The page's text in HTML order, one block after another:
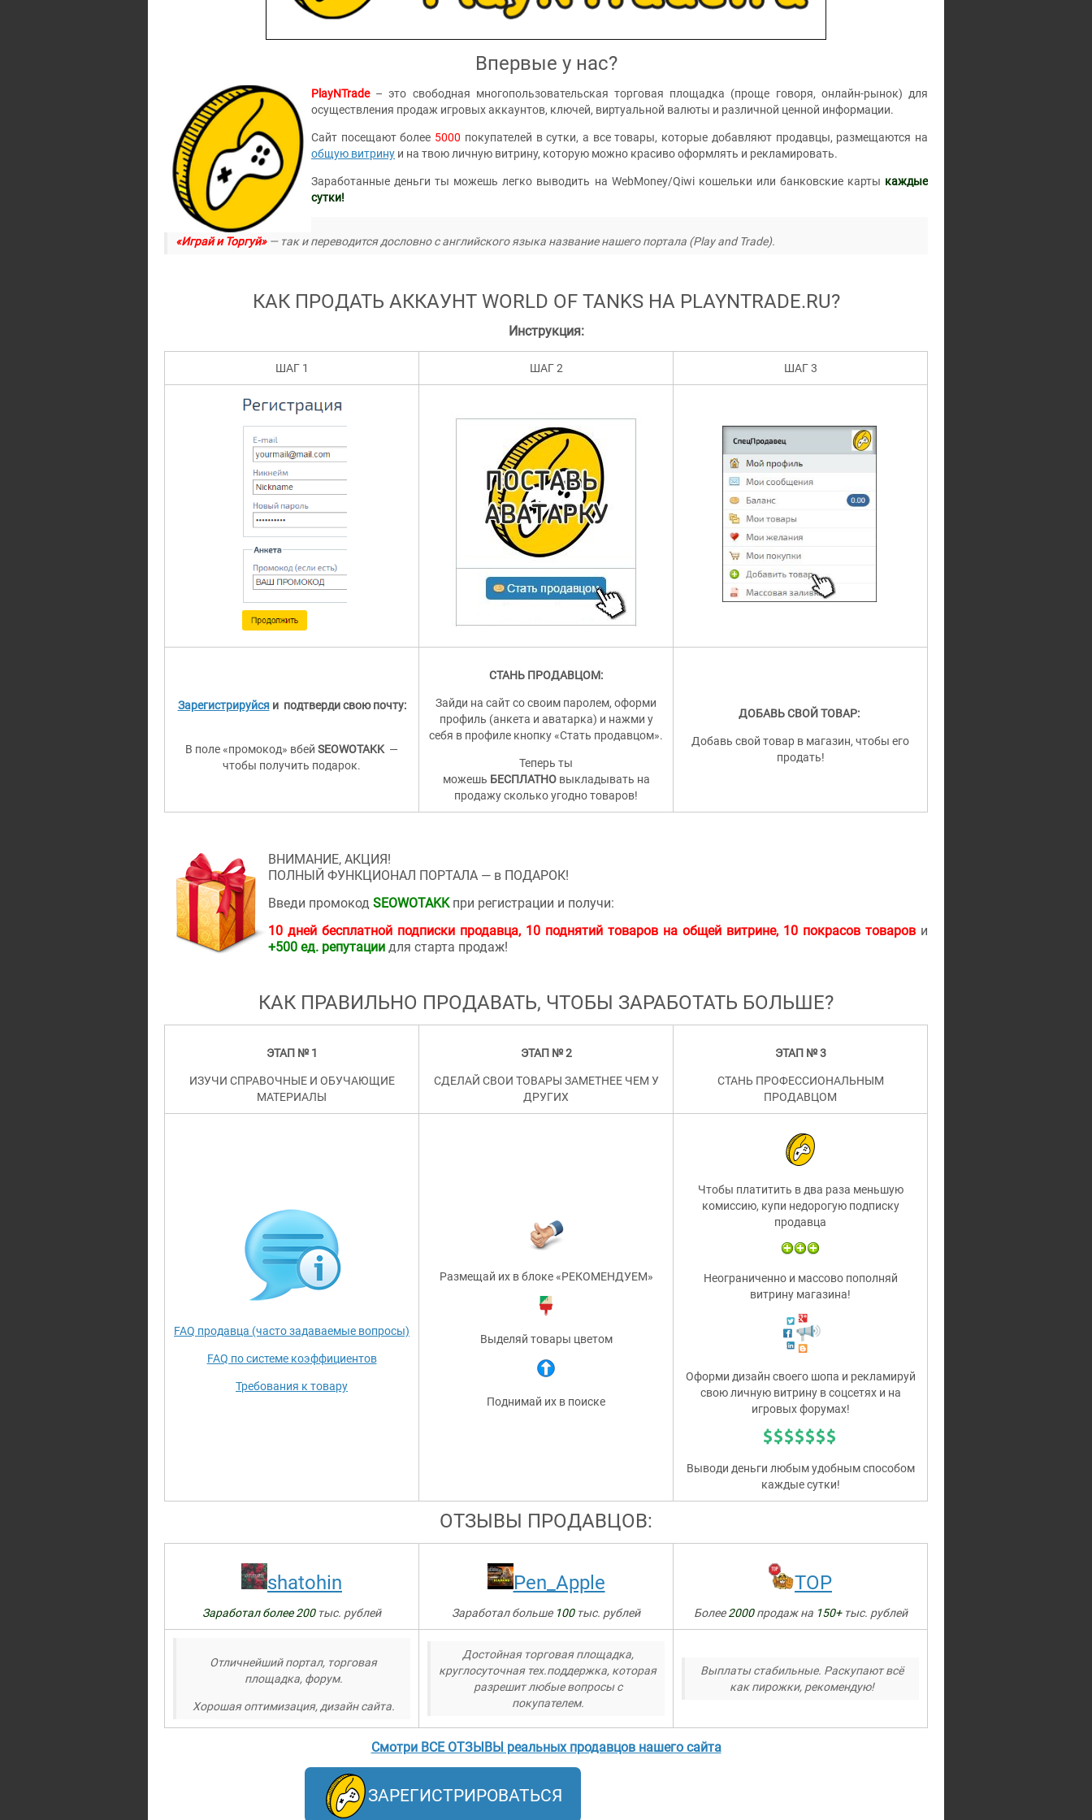
Впервые у нас?
PlayNTrade – это свободная многопользовательская торговая площадка (проще говоря, онлайн-рынок) для
осуществления продаж игровых аккаунтов, ключей, виртуальной валюты и различной ценной информации.
Сайт посещают более 5000 покупателей в сутки, а все товары, которые добавляют продавцы, размещаются на
общую витрину и на твою личную витрину, которую можно красиво оформлять и рекламировать.
Заработанные деньги ты можешь легко выводить на WebMoney/Qiwi кошельки или банковские карты каждые
сутки!
«Играй и Торгуй»— так и переводится дословно с английского языка название нашего портала (Play and Trade).
КАК ПРОДАТЬ АККАУНТ WORLD OF TANKS НА PLAYNTRADE.RU?
Инструкция:
ШАГ 1 ШАГ 2 ШАГ 3
Зарегистрируйсяи подтверди свою почту:
В поле «промокод» вбей SEOWOTAKK —
чтобы получить подарок.
СТАНЬ ПРОДАВЦОМ:
Зайди на сайт со своим паролем, оформи
профиль (анкета и аватарка) и нажми у
себя в профиле кнопку «Стать продавцом».
Теперь ты
можешь БЕСПЛАТНОвыкладывать на
продажу сколько угодно товаров!
ДОБАВЬ СВОЙ ТОВАР:
Добавь свой товар в магазин, чтобы его
продать!
ВНИМАНИЕ, АКЦИЯ!
ПОЛНЫЙ ФУНКЦИОНАЛ ПОРТАЛА — в ПОДАРОК!
Введи промокод SEOWOTAKKпри регистрации и получи:
10 дней бесплатной подписки продавца, 10 поднятий товаров на общей витрине, 10 покрасов товаров и
+500 ед. репутации для старта продаж!
КАК ПРАВИЛЬНО ПРОДАВАТЬ, ЧТОБЫ ЗАРАБОТАТЬ БОЛЬШЕ?
ЭТАП № 1
ИЗУЧИ СПРАВОЧНЫЕ И ОБУЧАЮЩИЕ
МАТЕРИАЛЫ
ЭТАП № 2
СДЕЛАЙ СВОИ ТОВАРЫ ЗАМЕТНЕЕ ЧЕМ У
ДРУГИХ
ЭТАП № 3
СТАНЬ ПРОФЕССИОНАЛЬНЫМ
ПРОДАВЦОМ
FAQ продавца (часто задаваемые вопросы)
FAQ по системе коэффициентов
Требования к товару
Размещай их в блоке «РЕКОМЕНДУЕМ»
Выделяй товары цветом
Поднимай их в поиске
Чтобы платитить в два раза меньшую
комиссию, купи недорогую подписку
продавца
Неограниченно и массово пополняй
витрину магазина!
Оформи дизайн своего шопа и рекламируй
свою личную витрину в соцсетях и на
игровых форумах!
Выводи деньги любым удобным способом
каждые сутки!
ОТЗЫВЫ ПРОДАВЦОВ:
shatohin
Заработал более 200тыс. рублей
Pen_Apple
Заработал больше 100тыс. рублей
TOP
Более2000продаж на 150+тыс. рублей
Отличнейший портал, торговая
площадка, форум.
Хорошая оптимизация, дизайн сайта.
Достойная торговая площадка,
круглосуточная тех.поддержка, которая
разрешит любые вопросы с
покупателем.
Выплаты стабильные. Раскупают всё
как пирожки, рекомендую!
Смотри ВСЕ ОТЗЫВЫ реальных продавцов нашего сайта
ЗАРЕГИСТРИРОВАТЬСЯ